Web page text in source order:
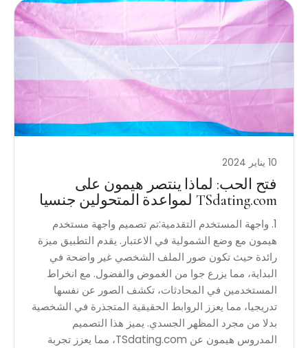
10 يناير 2024
فتح الحب: لماذا ينتصر هيمون على
TSdating.com لمواعدة المتحولين جنسيا
1. واجهة المستخدم التقدمية:تم تصميم واجهة مستخدم
هيمون مع وضع الشمولية في الاعتبار. يقدم التطبيق ميزة
رائدة حيث تكون صور الملف الشخصي غير واضحة في
البداية، مما يزرع جوا من الغموض والفضول. مع انخراط
المستخدمين في المحادثات، تكشف الصور عن نفسها
تدريجيا، مما يعزز الروابط الحقيقية المتجذرة في الشخصية
بدلا من مجرد المظهر الجسدي. يميز هذا التصميم
المدروس هيمون عن TSdating.com، مما يعزز تجربة